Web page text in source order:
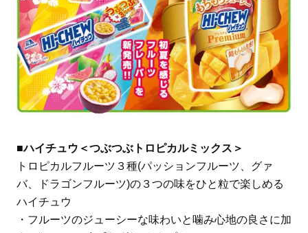
■ハイチュウ＜つぶつぶトロピカルミックス＞
トロピカルフルーツ３種(パッションフルーツ、グァ
バ、ドラゴンフルーツ)の３つの味をひと粒で楽しめる
ハイチュウ
・フルーツのジューシーな味わいと噛み心地の良さに加